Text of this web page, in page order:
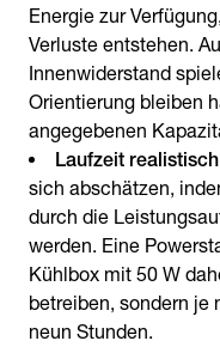
Energie zur
Verluste entstehen.
Innenwiderstand
Orientierung bleiben
angegebenen
Laufzeit
sich abschätzen,
durch die
werden. Eine
Kühlbox mit 50 W
betreiben, sondern je
neun Stunden.